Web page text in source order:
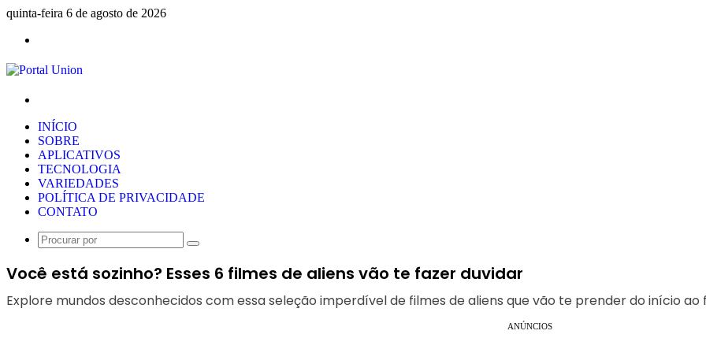
quinta-feira 6 de agosto de 2026
INÍCIO
SOBRE
APLICATIVOS
TECNOLOGIA
VARIEDADES
POLÍTICA DE PRIVACIDADE
CONTATO
Procurar
Você está sozinho? Esses 6 filmes de aliens vão te fazer duvidar
Explore mundos desconhecidos com essa seleção imperdível de filmes de aliens que vão te prender do início ao
ANÚNCIOS